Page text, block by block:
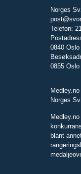
Norges
Telefon:
0840 Oslo
0855 Oslo
Norges
blant